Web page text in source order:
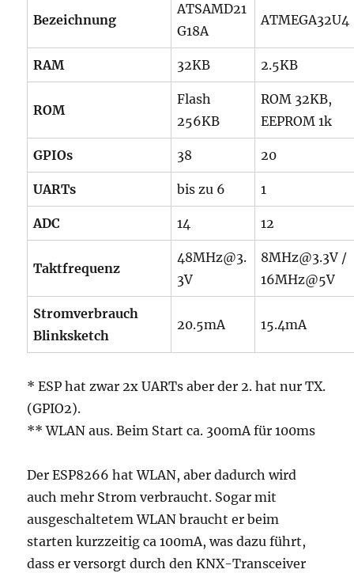
Bezeichnung
ATSAMD21
G18A
ATMEGA32U4
RAM 32KB 2.5KB
ROM
Flash
256KB
ROM 32KB,
EEPROM 1k
GPIOs 38 20
UARTs bis zu 6 1
ADC 14 12
Taktfrequenz
48MHz@3.
3V
8MHz@3.3V /
16MHz@5V
Stromverbrauch
Blinksketch
20.5mA 15.4mA
* ESP hat zwar 2x UARTs aber der 2. hat nur TX.
(GPIO2).
** WLAN aus. Beim Start ca. 300mA für 100ms
Der ESP8266 hat WLAN, aber dadurch wird
auch mehr Strom verbraucht. Sogar mit
ausgeschaltetem WLAN braucht er beim
starten kurzzeitig ca 100mA, was dazu führt,
dass er versorgt durch den KNX-Transceiver